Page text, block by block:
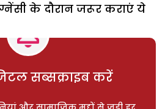
के दौरान जरूर कराएं ये
सब्सक्राइब करें